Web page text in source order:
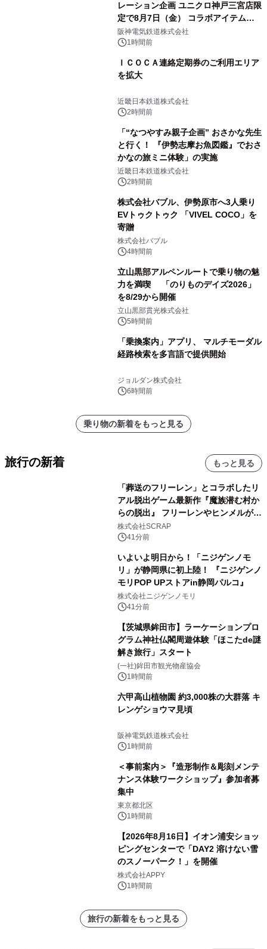
レーション企画 ユニクロ神戸三宮店限
定で8月7日（金） コラボアイテムが
発売決定！
阪神電気鉄道株式会社
1時間前
ＩＣＯＣＡ連絡定期券のご利用エリア
を拡大
近畿日本鉄道株式会社
2時間前
「“なつやすみ親子企画” おさかな先生
と行く！ 『伊勢志摩お魚図鑑』でおさ
かなの旅ミニ体験」の実施
近畿日本鉄道株式会社
2時間前
株式会社バブル、伊勢原市へ3人乗り
EVトゥクトゥク 「VIVEL COCO」を
寄贈
株式会社バブル
4時間前
立山黒部アルペンルートで乗り物の魅
力を満喫 「のりものデイズ2026」
を8/29から開催
立山黒部貫光株式会社
5時間前
「乗換案内」アプリ、 マルチモーダル
経路検索を多言語で提供開始
ジョルダン株式会社
6時間前
乗り物の新着をもっと見る
旅行の新着 もっと見る
「葬送のフリーレン」とコラボしたリ
アル脱出ゲーム最新作『魔族潜む村か
らの脱出』 フリーレンやヒンメルが武
器を手に魔族を見据える描き下ろしメ
インビジュアル公開
株式会社SCRAP
41分前
いよいよ明日から！「ニジゲンノモ
リ」が静岡県に初上陸！ 『ニジゲンノ
モリPOP UPストアin静岡パルコ』
株式会社ニジゲンノモリ
41分前
【茨城県鉾田市】ラーケーションプロ
グラム神社仏閣周遊体験「ほこたde謎
解き旅行」スタート
(一社)鉾田市観光物産協会
1時間前
六甲高山植物園 約3,000株の大群落 キ
レンゲショウマ見頃
阪神電気鉄道株式会社
1時間前
＜事前案内＞『造形制作＆彫刻メンテ
ナンス体験ワークショップ』参加者募
集中
東京都北区
1時間前
【2026年8月16日】イオン浦安ショッ
ピングセンターで「DAY2 溶けない雪
のスノーパーク！」を開催
株式会社APPY
1時間前
旅行の新着をもっと見る